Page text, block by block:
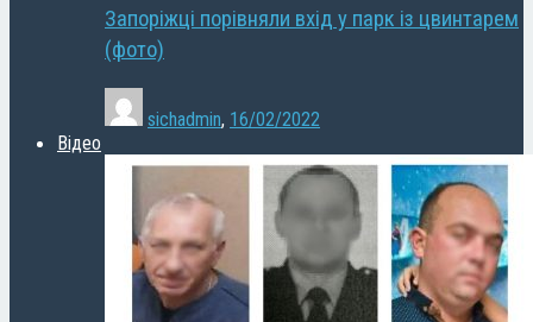
Запоріжці порівняли вхід у парк із цвинтарем
(фото)
sichadmin, 16/02/2022
Відео